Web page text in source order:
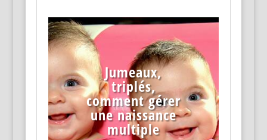
Jumeaux,
triplés,
comment gérer
une naissance
multiple